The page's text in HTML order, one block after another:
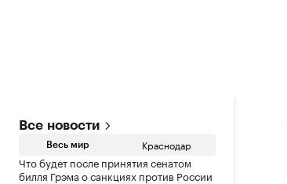
Все новости
Весь мир Краснодар
Что будет после принятия сенатом
билля Грэма о санкциях против России